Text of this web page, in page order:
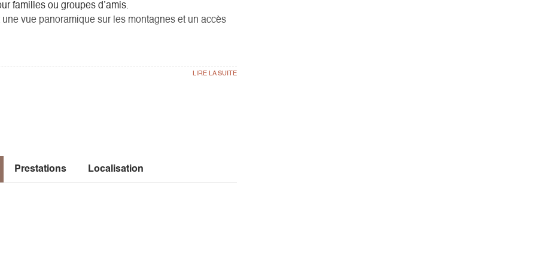
familles ou groupes d’amis.
vue panoramique sur les montagnes et un accès
Prestations Localisation